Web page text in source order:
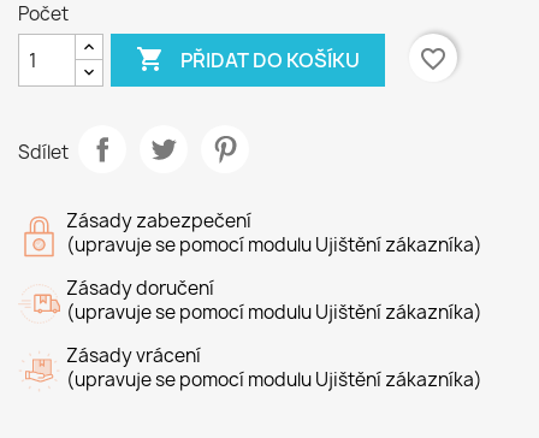
Počet
 PŘIDAT DO KOŠÍKU favorite_border
Sdílet
Zásady zabezpečení
(upravuje se pomocí modulu Ujištění zákazníka)
Zásady doručení
(upravuje se pomocí modulu Ujištění zákazníka)
Zásady vrácení
(upravuje se pomocí modulu Ujištění zákazníka)